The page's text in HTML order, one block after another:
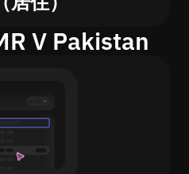
V Pakistan